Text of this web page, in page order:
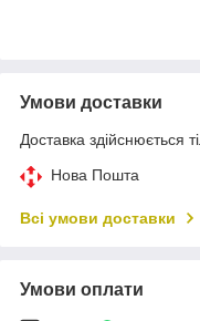
Умови доставки
Доставка здійснюється
Нова Пошта
Всі умови доставки
Умови оплати